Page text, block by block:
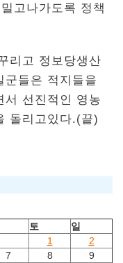
고나가도록 정책
리고 정보당생산
군들은 적지들을
서 선진적인 영농
돌리고있다.(끝)
토
일
1
2
7 8
9